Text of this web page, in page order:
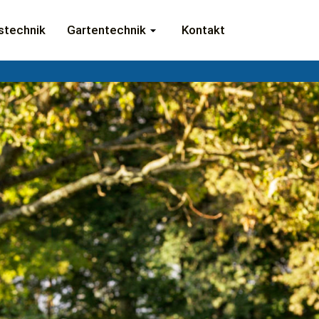
Gartentechnik Kontakt
Gartentechnik Kontakt